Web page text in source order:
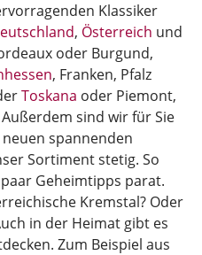
Klassiker
, Österreich und
oder Burgund,
, Franken, Pfalz
Toskana oder Piemont,
sind wir für Sie
spannenden
Sortiment stetig. So
Geheimtipps parat.
Kremstal? Oder
in der Heimat gibt es
Zum Beispiel aus